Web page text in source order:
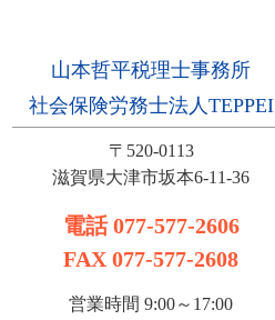
山本哲平税理士事務所
社会保険労務士法人TEPPEI
〒520-0113
滋賀県大津市坂本6-11-36
電話077-577-2606
FAX 077-577-2608
営業時間 9:00～17:00